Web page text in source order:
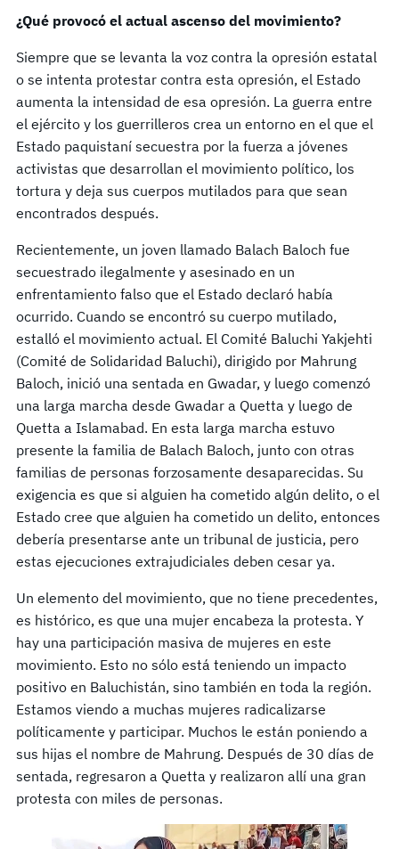
¿Qué provocó el actual ascenso del movimiento?
Siempre que se levanta la voz contra la opresión estatal
o se intenta protestar contra esta opresión, el Estado
aumenta la intensidad de esa opresión. La guerra entre
el ejército y los guerrilleros crea un entorno en el que el
Estado paquistaní secuestra por la fuerza a jóvenes
activistas que desarrollan el movimiento político, los
tortura y deja sus cuerpos mutilados para que sean
encontrados después.
Recientemente, un joven llamado Balach Baloch fue
secuestrado ilegalmente y asesinado en un
enfrentamiento falso que el Estado declaró había
ocurrido. Cuando se encontró su cuerpo mutilado,
estalló el movimiento actual. El Comité Baluchi Yakjehti
(Comité de Solidaridad Baluchi), dirigido por Mahrung
Baloch, inició una sentada en Gwadar, y luego comenzó
una larga marcha desde Gwadar a Quetta y luego de
Quetta a Islamabad. En esta larga marcha estuvo
presente la familia de Balach Baloch, junto con otras
familias de personas forzosamente desaparecidas. Su
exigencia es que si alguien ha cometido algún delito, o el
Estado cree que alguien ha cometido un delito, entonces
debería presentarse ante un tribunal de justicia, pero
estas ejecuciones extrajudiciales deben cesar ya.
Un elemento del movimiento, que no tiene precedentes,
es histórico, es que una mujer encabeza la protesta. Y
hay una participación masiva de mujeres en este
movimiento. Esto no sólo está teniendo un impacto
positivo en Baluchistán, sino también en toda la región.
Estamos viendo a muchas mujeres radicalizarse
políticamente y participar. Muchos le están poniendo a
sus hijas el nombre de Mahrung. Después de 30 días de
sentada, regresaron a Quetta y realizaron allí una gran
protesta con miles de personas.